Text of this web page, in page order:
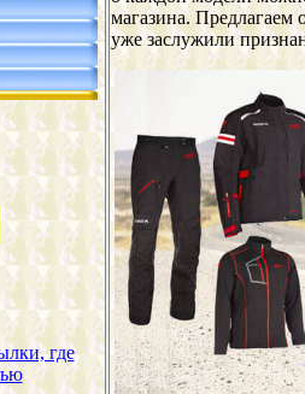
где
магазина. Предлагаем
уже заслужили